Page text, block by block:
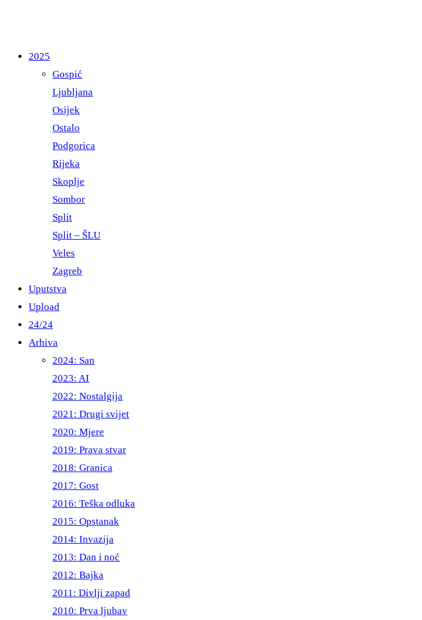
2025
Gospić
Ljubljana
Osijek
Ostalo
Podgorica
Rijeka
Skoplje
Sombor
Split
Split – ŠLU
Veles
Zagreb
Uputstva
Upload
24/24
Arhiva
2024: San
2023: AI
2022: Nostalgija
2021: Drugi svijet
2020: Mjere
2019: Prava stvar
2018: Granica
2017: Gost
2016: Teška odluka
2015: Opstanak
2014: Invazija
2013: Dan i noć
2012: Bajka
2011: Divlji zapad
2010: Prva ljubav